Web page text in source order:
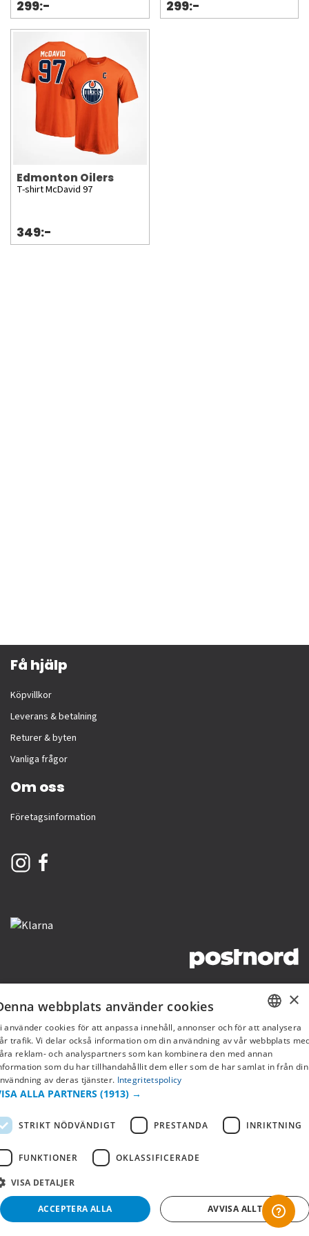
299:- 299:-
Edmonton Oilers
T-shirt McDavid 97
349:-
Få hjälp
Köpvillkor
Leverans & betalning
Returer & byten
Vanliga frågor
Om oss
Företagsinformation
SWEDISH
FI
×
webbplats använder cookies
använder cookies för att anpassa innehåll, annonser och för att analysera
trafik. Vi delar också information om din användning av vår webbplats
reklam- och analyspartners som kan kombinera den med annan
som du har tillhandahållit dem eller som de har samlat in från din
av deras tjänster. Integritetspolicy
ALLA PARTNERS (1913) →
STRIKT NÖDVÄNDIGT PRESTANDA INRIKTNING
FUNKTIONER OKLASSIFICERADE
VISA DETALJER
ACCEPTERA ALLA AVVISA ALLT